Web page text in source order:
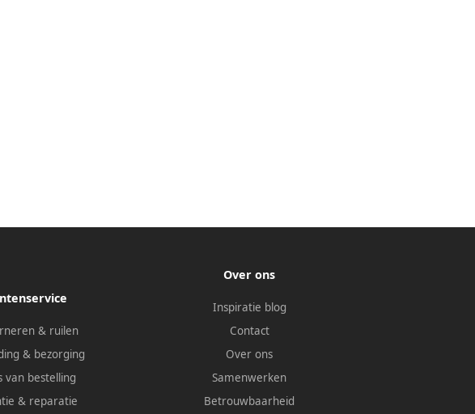
& ruilen
& bezorging
van bestelling
& reparatie
Over ons
Inspiratie blog
Contact
Over ons
Samenwerken
Betrouwbaarheid